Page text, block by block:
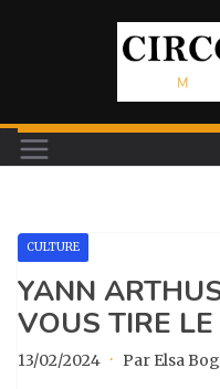
CULTURE
YANN
VOUS TIRE
13/02/2024 · Par Elsa